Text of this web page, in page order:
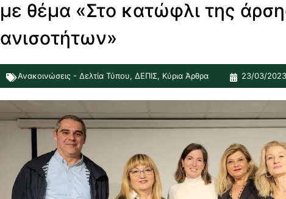
με θέμα «Στο κατώφλι της
ανισοτήτων»
Ανακοινώσεις - Δελτία Τύπου, ΔΕΠΙΣ, Κύρια Άρθρα 23/03/2023